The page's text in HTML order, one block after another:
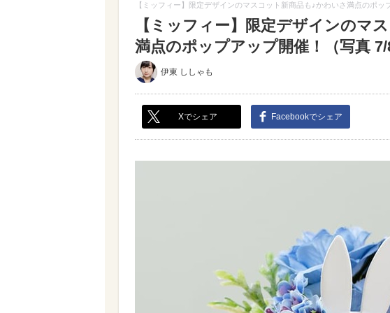
【ミッフィー】限定デザインのマスコット新商品も♪かわいさ満点のポッ
【ミッフィー】限定デザインのマ
満点のポップアップ開催！（写真 7/
伊東 ししゃも
Xでシェア Facebookでシェア